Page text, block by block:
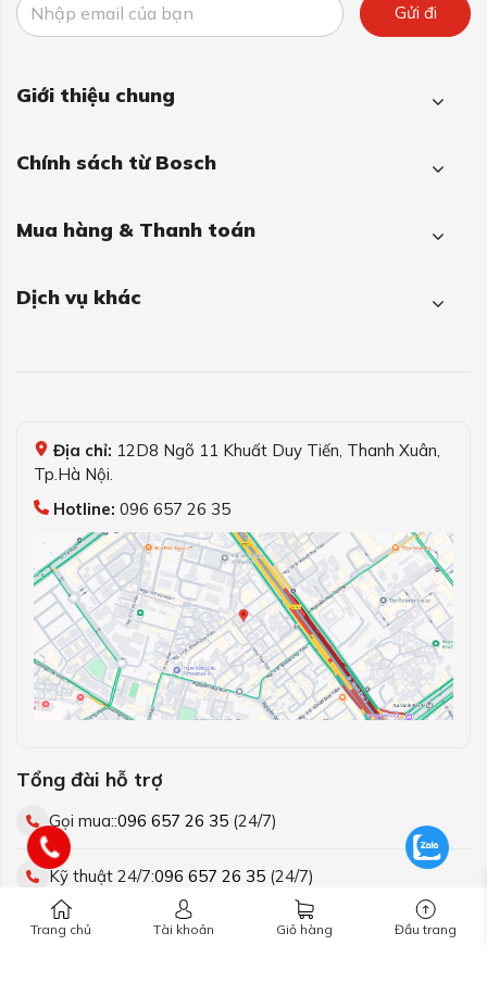
Gửi đi
Giới thiệu chung
Chính sách từ Bosch
Mua hàng & Thanh toán
Dịch vụ khác
Địa chỉ: 12D8 Ngõ 11 Khuất Duy Tiến, Thanh Xuân,
Tp.Hà Nội.
Hotline: 096 657 26 35
Tổng đài hỗ trợ
Gọi mua::096 657 26 35 (24/7)
Kỹ thuật 24/7:096 657 26 35 (24/7)
Kết nối với chúng tôi
Trang chủ Tài khoản Giỏ hàng Đầu trang